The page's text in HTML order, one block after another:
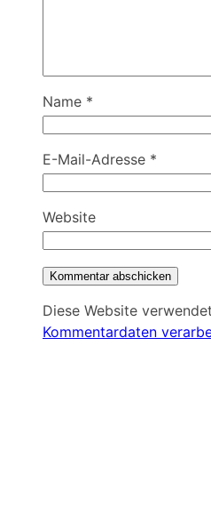
Name *
E-Mail-Adresse *
Website
Diese Website
Kommentardaten